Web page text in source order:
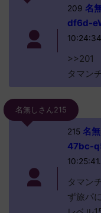
209 名
df6d-
>>201
タマン
名無しさん215
215名無
47bc-
タマン
ず旅パ